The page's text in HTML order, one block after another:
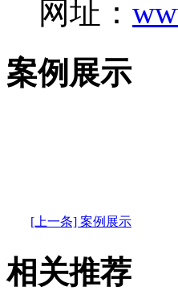
网址：
案例展示
[上一条] 案例展示
相关推荐